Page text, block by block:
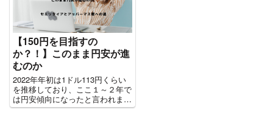
【150円を目指すの
か？！】このまま円安が進
むのか
2022年年初は1ドル113円くらい
を推移しており、ここ１～２年で
は円安傾向になったと言われまし
たが、5年くらいのスパンで見る